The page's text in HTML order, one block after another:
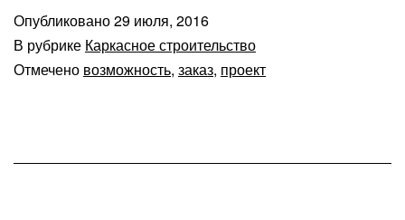
Опубликовано29 июля, 2016
В рубрике Каркасное строительство
Отмечено возможность, заказ, проект